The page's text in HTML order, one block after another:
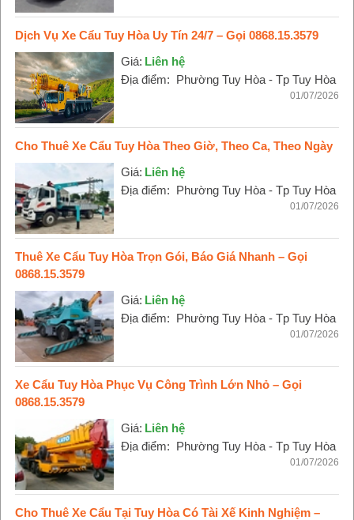
Dịch Vụ Xe Cẩu Tuy Hòa Uy Tín 24/7 – Gọi 0868.15.3579
Giá: Liên hệ
Địa điểm: Phường Tuy Hòa - Tp Tuy Hòa
01/07/2026
Cho Thuê Xe Cẩu Tuy Hòa Theo Giờ, Theo Ca, Theo Ngày
Giá: Liên hệ
Địa điểm: Phường Tuy Hòa - Tp Tuy Hòa
01/07/2026
Thuê Xe Cẩu Tuy Hòa Trọn Gói, Báo Giá Nhanh – Gọi
0868.15.3579
Giá: Liên hệ
Địa điểm: Phường Tuy Hòa - Tp Tuy Hòa
01/07/2026
Xe Cẩu Tuy Hòa Phục Vụ Công Trình Lớn Nhỏ – Gọi
0868.15.3579
Giá: Liên hệ
Địa điểm: Phường Tuy Hòa - Tp Tuy Hòa
01/07/2026
Cho Thuê Xe Cẩu Tại Tuy Hòa Có Tài Xế Kinh Nghiệm –